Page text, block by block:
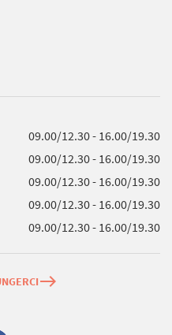
09.00/12.30 - 16.00/19.30
09.00/12.30 - 16.00/19.30
09.00/12.30 - 16.00/19.30
09.00/12.30 - 16.00/19.30
09.00/12.30 - 16.00/19.30
east